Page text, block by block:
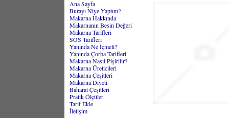
Ana Sayfa
Burayı Niye Yaptım?
Makarna Hakkında
Makarnanın Besin Değeri
Makarna Tarifleri
SOS Tarifleri
Yanında Ne İçmeli?
Yanında Çorba Tarifleri
Makarna Nasıl Pişirilir?
Makarna Üreticileri
Makarna Çeşitleri
Makarna Diyeti
Baharat Çeşitleri
Pratik Ölçüler
Tarif Ekle
İletişim